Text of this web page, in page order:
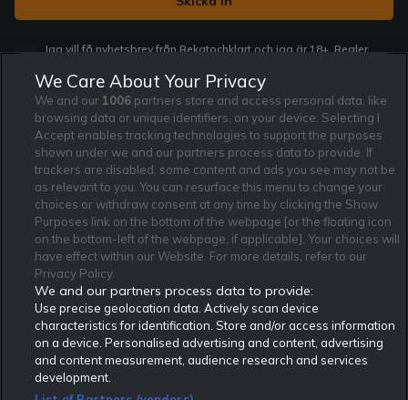
Jag vill få nyhetsbrev från Rekatochklart och jag är 18+. Regler
Rekatochklart.com är Sveriges ledande betting-community. 2017 nominerades
Rekatochklart som en av världens bästa spelinformations-sajter på spelbranschens egen
Oscarsgala EGR Awards.
Rekatochklart är oberoende och ej knutet till något specifikt spelbolag. Här hittar du
speltips, unika insättningsbonusar och erbjudanden från de största och mest seriösa
spelbolagen. En spelbok, spelskola, information om skador och avstängningar samt vårt
populära klotterplank.
Affiliate Modell
Kontakta oss
Redaktionen
Ansvarsfullt Spelande
Nyhetsarkiv
Tipsarkiv
Cookie Policy
Användarvilkor
Integritetspolicy
Sportkalender
We Care About Your Privacy
We and our 1006 partners store and access personal data, like
browsing data or unique identifiers, on your device. Selecting I
Accept enables tracking technologies to support the purposes
shown under we and our partners process data to provide. If
trackers are disabled, some content and ads you see may not be
as relevant to you. You can resurface this menu to change your
choices or withdraw consent at any time by clicking the Show
Purposes link on the bottom of the webpage [or the floating icon
on the bottom-left of the webpage, if applicable]. Your choices will
have effect within our Website. For more details, refer to our
Privacy Policy.
We and our partners process data to provide:
Use precise geolocation data. Actively scan device
characteristics for identification. Store and/or access information
on a device. Personalised advertising and content, advertising
and content measurement, audience research and services
development.